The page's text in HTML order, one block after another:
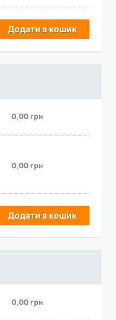
Додати в кошик
0,00 грн
0,00 грн
Додати в кошик
0,00 грн